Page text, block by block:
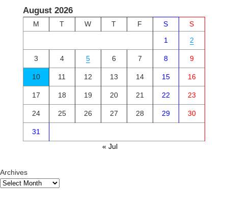
August 2026
M T W T F S
S
1
2
3 4 5 6 7 8 9
10 11 12 13 14 15 16
17 18 19 20 21 22 23
24 25 26 27 28 29 30
31
« Jul
Archives